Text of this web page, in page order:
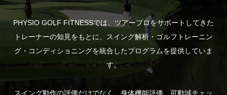
PHYSIO GOLF FITNESSでは、ツアープロをサポートしてきた
トレーナーの知見をもとに、スイング解析・ゴルフトレーニン
グ・コンディショニングを統合したプログラムを提供していま
す。
スイング動作の評価だけでなく、身体機能評価、可動域チェッ